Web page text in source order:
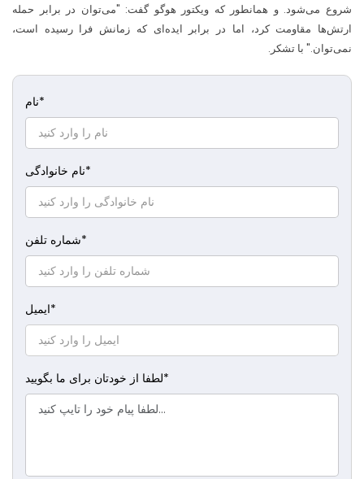
شروع می‌شود. و همانطور که ویکتور هوگو گفت: "می‌توان در برابر حمله
ارتش‌ها مقاومت کرد، اما در برابر ایده‌ای که زمانش فرا رسیده است،
نمی‌توان." با تشکر.
نام*
نام خانوادگی*
شماره تلفن*
ایمیل*
لطفا از خودتان برای ما بگویید*